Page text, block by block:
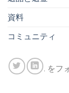
資料
コミュニティ
. をフ